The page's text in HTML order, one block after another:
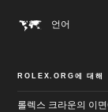
언어
ROLEX.ORG에 대해
롤렉스 크라운의 이